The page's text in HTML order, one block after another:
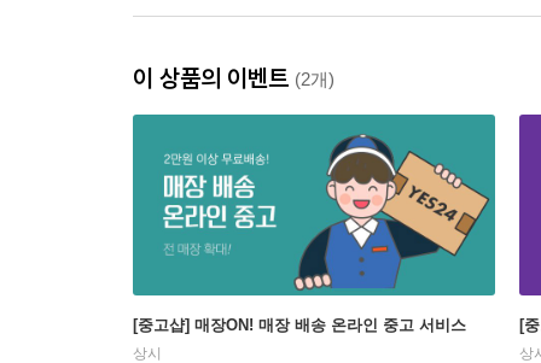
이 상품의 이벤트 (2개)
[중고샵] 매장ON! 매장 배송 온라인 중고 서비스
상시
[
상